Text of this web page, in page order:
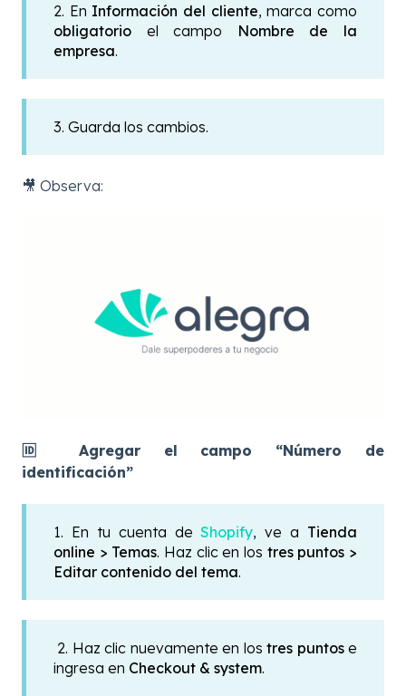
2. En Información del cliente, marca como
obligatorio el campo
Nombre de la
empresa.
3. Guarda los cambios.
🎥 Observa:
🆔 Agregar el campo “Número de
identificación”
1. En tu cuenta deShopify, ve a Tienda
online > Temas. Haz clic en los tres puntos >
Editar contenido del tema.
2. Haz clic nuevamente en lostres puntose
ingresa en Checkout & system.